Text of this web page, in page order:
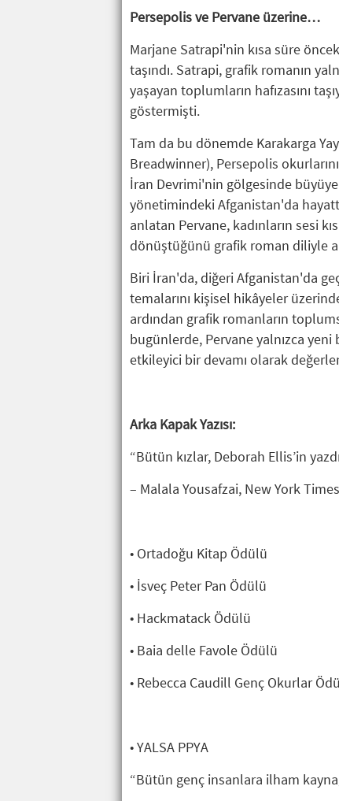
Persepolis ve Pervane üzerine…
Marjane Satrapi'nin kısa süre
taşındı. Satrapi, grafik romanın
yaşayan toplumların hafızasını
göstermişti.
Tam da bu dönemde Karakarga
Breadwinner), Persepolis
İran Devrimi'nin gölgesinde
yönetimindeki Afganistan'da
anlatan Pervane, kadınların sesi
dönüştüğünü grafik roman diliyle
Biri İran'da, diğeri Afganistan'da
temalarını kişisel hikâyeler
ardından grafik romanların
bugünlerde, Pervane yalnızca yeni
etkileyici bir devamı olarak
Arka Kapak Yazısı:
“Bütün kızlar, Deborah Ellis’in
– Malala Yousafzai, New York Times
• Ortadoğu Kitap Ödülü
• İsveç Peter Pan Ödülü
• Hackmatack Ödülü
• Baia delle Favole Ödülü
• Rebecca Caudill Genç Okurlar
• YALSA PPYA
“Bütün genç insanlara ilham